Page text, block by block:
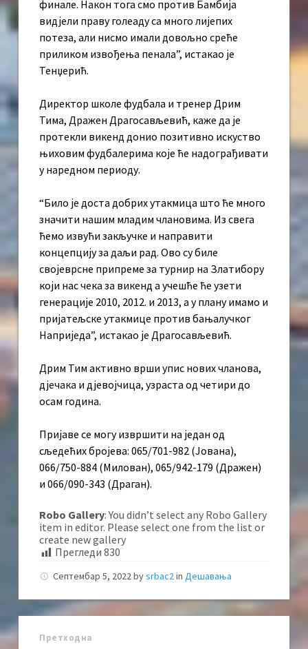
финале. Након тога смо против Бамбија
видјели праву голеаду са много лијепих
потеза, али нисмо имали довољно среће
приликом извођења пенала”, истакао је
Тенџерић.
Директор школе фудбала и тренер Дрим
Тима, Дражен Драгосављевић, каже да је
протекли викенд донио позитивно искуство
њиховим фудбалерима које ће надограђивати
у наредном периоду.
“Било је доста добрих утакмица што ће много
значити нашим младим члановима. Из свега
ћемо извући закључке и направити
концепцију за даљи рад. Ово су биле
својеврсне припреме за турнир на Златибору
који нас чека за викенд а учешће ће узети
генерације 2010, 2012. и 2013, а у плану имамо и
пријатељске утакмице против бањалучког
Наприједа”, истакао је Драгосављевић.
Дрим Тим активно врши упис нових чланова,
дјечака и дјевојчица, узраста од четири до
осам година.
Пријаве се могу извршити на један од
сљедећих бројева: 065/701-982 (Јована),
066/750-884 (Милован), 065/942-179 (Дражен)
и 066/090-343 (Драган).
Robo Gallery: You didn’t select any Robo Gallery
item in editor. Please select one from the list or
create new gallery
Прегледи 830
Септембар 5, 2022 bysrbac2 in Дешавања
Претходна